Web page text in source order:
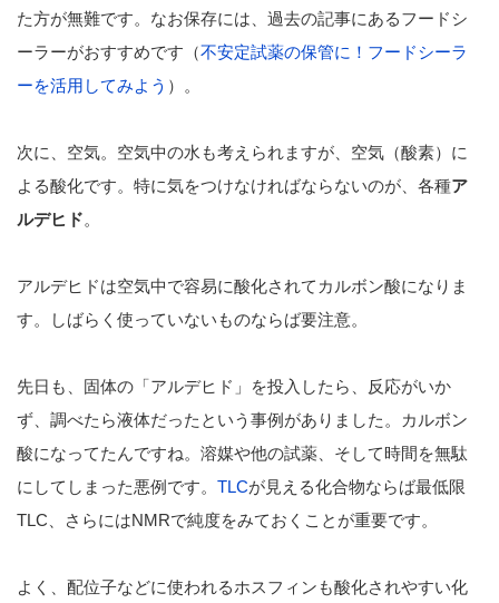
た方が無難です。なお保存には、過去の記事にあるフードシ
ーラーがおすすめです（不安定試薬の保管に！フードシーラ
ーを活用してみよう ）。
次に、空気。空気中の水も考えられますが、空気（酸素）に
よる酸化です。特に気をつけなければならないのが、各種ア
ルデヒド。
アルデヒドは空気中で容易に酸化されてカルボン酸になりま
す。しばらく使っていないものならば要注意。
先日も、固体の「アルデヒド」を投入したら、反応がいか
ず、調べたら液体だったという事例がありました。カルボン
酸になってたんですね。溶媒や他の試薬、そして時間を無駄
にしてしまった悪例です。 TLCが見える化合物ならば最低限
TLC、さらにはNMRで純度をみておくことが重要です。
よく、配位子などに使われるホスフィンも酸化されやすい化